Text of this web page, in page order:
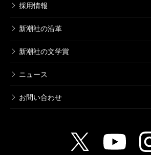
採用情報
新潮社の沿革
新潮社の文学賞
ニュース
お問い合わせ